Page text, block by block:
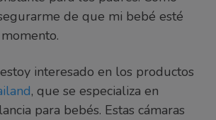
de que mi bebé esté
interesado en los productos
, que se especializa en
para bebés. Estas cámaras